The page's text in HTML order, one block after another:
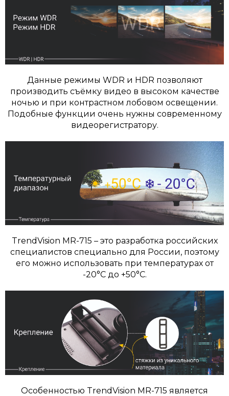
Данные режимы WDR и HDR позволяют
производить съёмку видео в высоком качестве
ночью и при контрастном лобовом освещении.
Подобные функции очень нужны современному
видеорегистратору.
TrendVision MR-715 – это разработка российских
специалистов специально для России, поэтому
его можно использовать при температурах от
-20°С до +50°С.
Особенностью TrendVision MR-715 является